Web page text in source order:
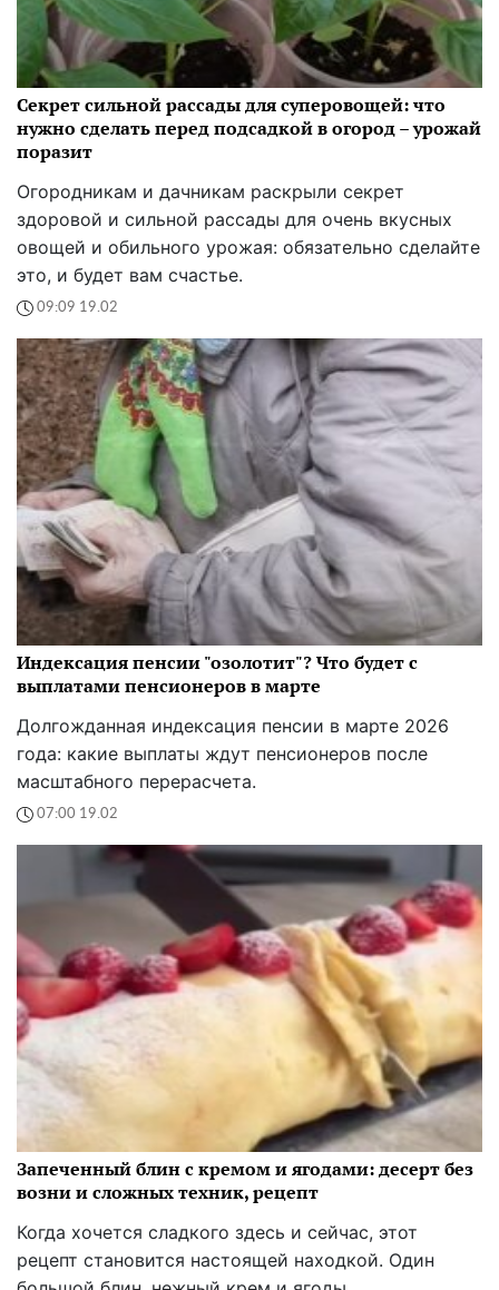
Секрет сильной рассады для суперовощей: что
нужно сделать перед подсадкой в огород – урожай
поразит
Огородникам и дачникам раскрыли секрет
здоровой и сильной рассады для очень вкусных
овощей и обильного урожая: обязательно сделайте
это, и будет вам счастье.
09:09 19.02
Индексация пенсии "озолотит"? Что будет с
выплатами пенсионеров в марте
Долгожданная индексация пенсии в марте 2026
года: какие выплаты ждут пенсионеров после
масштабного перерасчета.
07:00 19.02
Запеченный блин с кремом и ягодами: десерт без
возни и сложных техник, рецепт
Когда хочется сладкого здесь и сейчас, этот
рецепт становится настоящей находкой. Один